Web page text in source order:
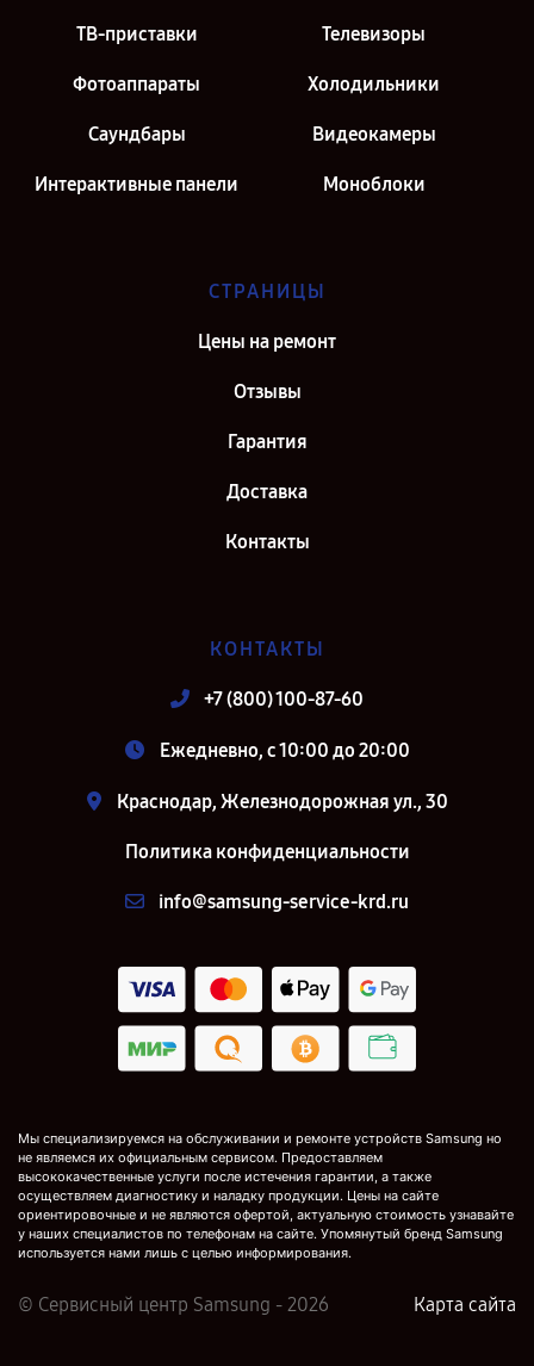
ТВ-приставки Телевизоры
Фотоаппараты Холодильники
Саундбары Видеокамеры
Интерактивные панели Моноблоки
СТРАНИЦЫ
Цены на ремонт
Отзывы
Гарантия
Доставка
Контакты
КОНТАКТЫ
+7 (800) 100-87-60
Ежедневно, с 10:00 до 20:00
Краснодар, Железнодорожная ул., 30
Политика конфиденциальности
info@samsung-service-krd.ru
Мы специализируемся на обслуживании и ремонте устройств Samsung но
не являемся их официальным сервисом. Предоставляем
высококачественные услуги после истечения гарантии, а также
осуществляем диагностику и наладку продукции. Цены на сайте
ориентировочные и не являются офертой, актуальную стоимость узнавайте
у наших специалистов по телефонам на сайте. Упомянутый бренд Samsung
используется нами лишь с целью информирования.
© Сервисный центр Samsung - 2026 Карта сайта